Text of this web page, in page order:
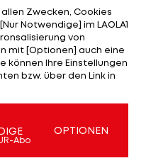
Skifahren", sagt
der zweistündigen
die schaffbar
und realistische
zurückkehren
Zwecken, Cookies
Notwendige] im LAOLA1
von
mit [Optionen] auch eine
können Ihre Einstellungen
bzw. über den Link in
Abo
OPTIONEN